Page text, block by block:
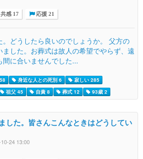
感 17 応援 21
どうしたら良いのでしょうか。 父方の
した。お葬式は故人の希望でやらず、遠
に合いませんでした...
身近な人との死別 6
寂しい 285
祖父 45 自責 8 葬式 12 93歳 2
した。皆さんこんなときはどうしてい
24 13:00